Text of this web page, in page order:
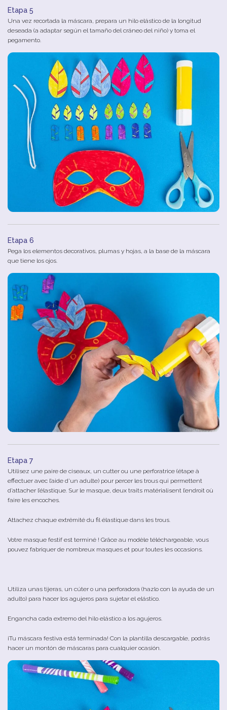
Etapa 5
Una vez recortada la máscara, prepara un hilo elástico de la longitud
deseada (a adaptar según el tamaño del cráneo del niño) y toma el
pegamento.
Etapa 6
Pega los elementos decorativos, plumas y hojas, a la base de la máscara
que tiene los ojos.
Etapa 7
Utilisez une paire de ciseaux, un cutter ou une perforatrice (étape à
effectuer avec l’aide d’un adulte) pour percer les trous qui permettent
d’attacher l’élastique. Sur le masque, deux traits matérialisent l’endroit où
faire les encoches.
Attachez chaque extrémité du fil élastique dans les trous.
Votre masque festif est terminé ! Grâce au modèle téléchargeable, vous
pouvez fabriquer de nombreux masques et pour toutes les occasions.
Utiliza unas tijeras, un cúter o una perforadora (hazlo con la ayuda de un
adulto) para hacer los agujeros para sujetar el elástico.
Engancha cada extremo del hilo elástico a los agujeros.
¡Tu máscara festiva está terminada! Con la plantilla descargable, podrás
hacer un montón de máscaras para cualquier ocasión.